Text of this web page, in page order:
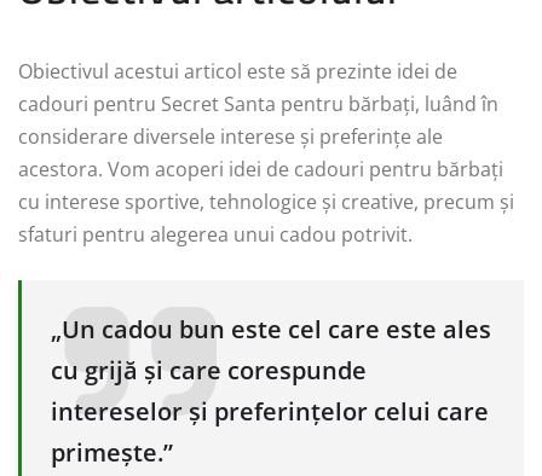
Obiectivul acestui articol este să prezinte idei de
cadouri pentru Secret Santa pentru bărbați, luând în
considerare diversele interese și preferințe ale
acestora. Vom acoperi idei de cadouri pentru bărbați
cu interese sportive, tehnologice și creative, precum și
sfaturi pentru alegerea unui cadou potrivit.
„Un cadou bun este cel care este ales
cu grijă și care corespunde
intereselor și preferințelor celui care
primește.”